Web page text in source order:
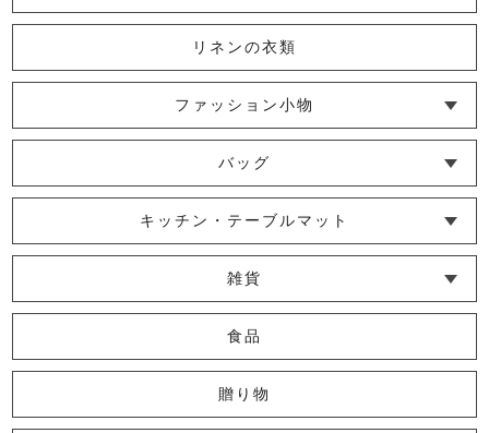
かやマルチボーダー大判ショール
【旧色】かやリバーシブルショール
（竹/香色）
marrowショール
リネンの衣類
ファッション小物
└ ショール・ストール
└ マスク
└ 靴下・アームカバー
バッグ
└ ポシェット・ショルダーバッグ
└ トートバッグ
└ 巾着バッグ
キッチン・テーブルマット
└ 蚊帳のふきん
└ かっぽう着・エプロン
└ その他キッチン小物
└ コースター
└ ランチョンマット・プレースマット
└ テーブルランナー・テーブルセンター
雑貨
└ その他小物
└ タオル・ハンカチ
└ ポーチ
└ インテリア
食品
贈り物